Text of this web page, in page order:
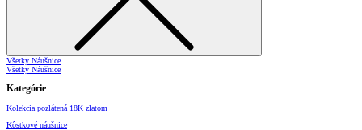
Všetky Náušnice
Všetky Náušnice
Kategórie
Kolekcia pozlátená 18K zlatom
Kôstkové náušnice